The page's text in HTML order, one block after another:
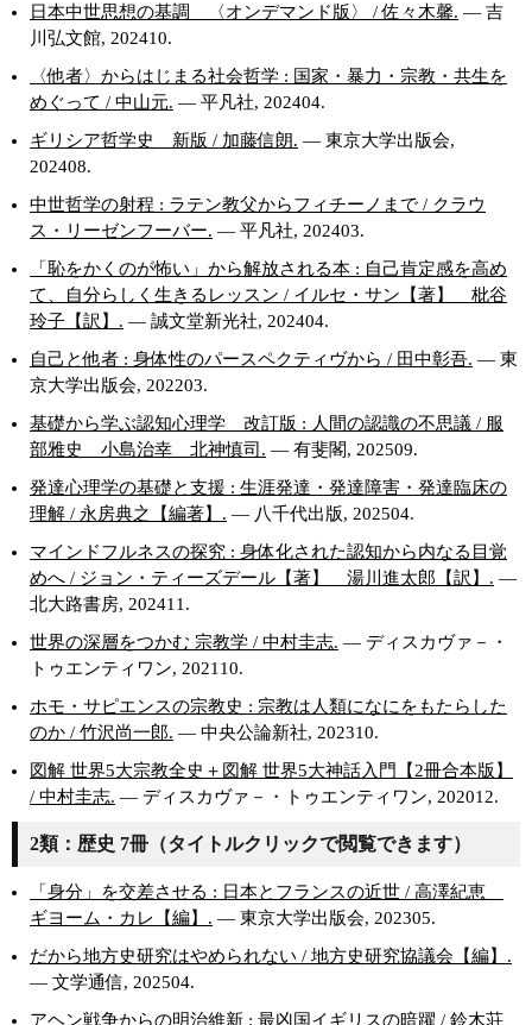
日本中世思想の基調 〈オンデマンド版〉 / 佐々木馨. — 吉
川弘文館, 202410.
〈他者〉からはじまる社会哲学 : 国家・暴力・宗教・共生を
めぐって / 中山元. — 平凡社, 202404.
ギリシア哲学史 新版 / 加藤信朗. — 東京大学出版会,
202408.
中世哲学の射程 : ラテン教父からフィチーノまで / クラウ
ス・リーゼンフーバー. — 平凡社, 202403.
「恥をかくのが怖い」から解放される本 : 自己肯定感を高め
て、自分らしく生きるレッスン / イルセ・サン【著】 枇谷
玲子【訳】. — 誠文堂新光社, 202404.
自己と他者 : 身体性のパースペクティヴから / 田中彰吾. — 東
京大学出版会, 202203.
基礎から学ぶ認知心理学 改訂版 : 人間の認識の不思議 / 服
部雅史 小島治幸 北神慎司. — 有斐閣, 202509.
発達心理学の基礎と支援 : 生涯発達・発達障害・発達臨床の
理解 / 永房典之【編著】. — 八千代出版, 202504.
マインドフルネスの探究 : 身体化された認知から内なる目覚
めへ / ジョン・ティーズデール【著】 湯川進太郎【訳】. —
北大路書房, 202411.
世界の深層をつかむ 宗教学 / 中村圭志. — ディスカヴァ－・
トゥエンティワン, 202110.
ホモ・サピエンスの宗教史 : 宗教は人類になにをもたらした
のか / 竹沢尚一郎. — 中央公論新社, 202310.
図解 世界5大宗教全史＋図解 世界5大神話入門【2冊合本版】
/ 中村圭志. — ディスカヴァ－・トゥエンティワン, 202012.
2類：歴史 7冊（タイトルクリックで閲覧できます）
「身分」を交差させる : 日本とフランスの近世 / 高澤紀恵
ギヨーム・カレ【編】. — 東京大学出版会, 202305.
だから地方史研究はやめられない / 地方史研究協議会【編】.
— 文学通信, 202504.
アヘン戦争からの明治維新 : 最凶国イギリスの暗躍 / 鈴木荘